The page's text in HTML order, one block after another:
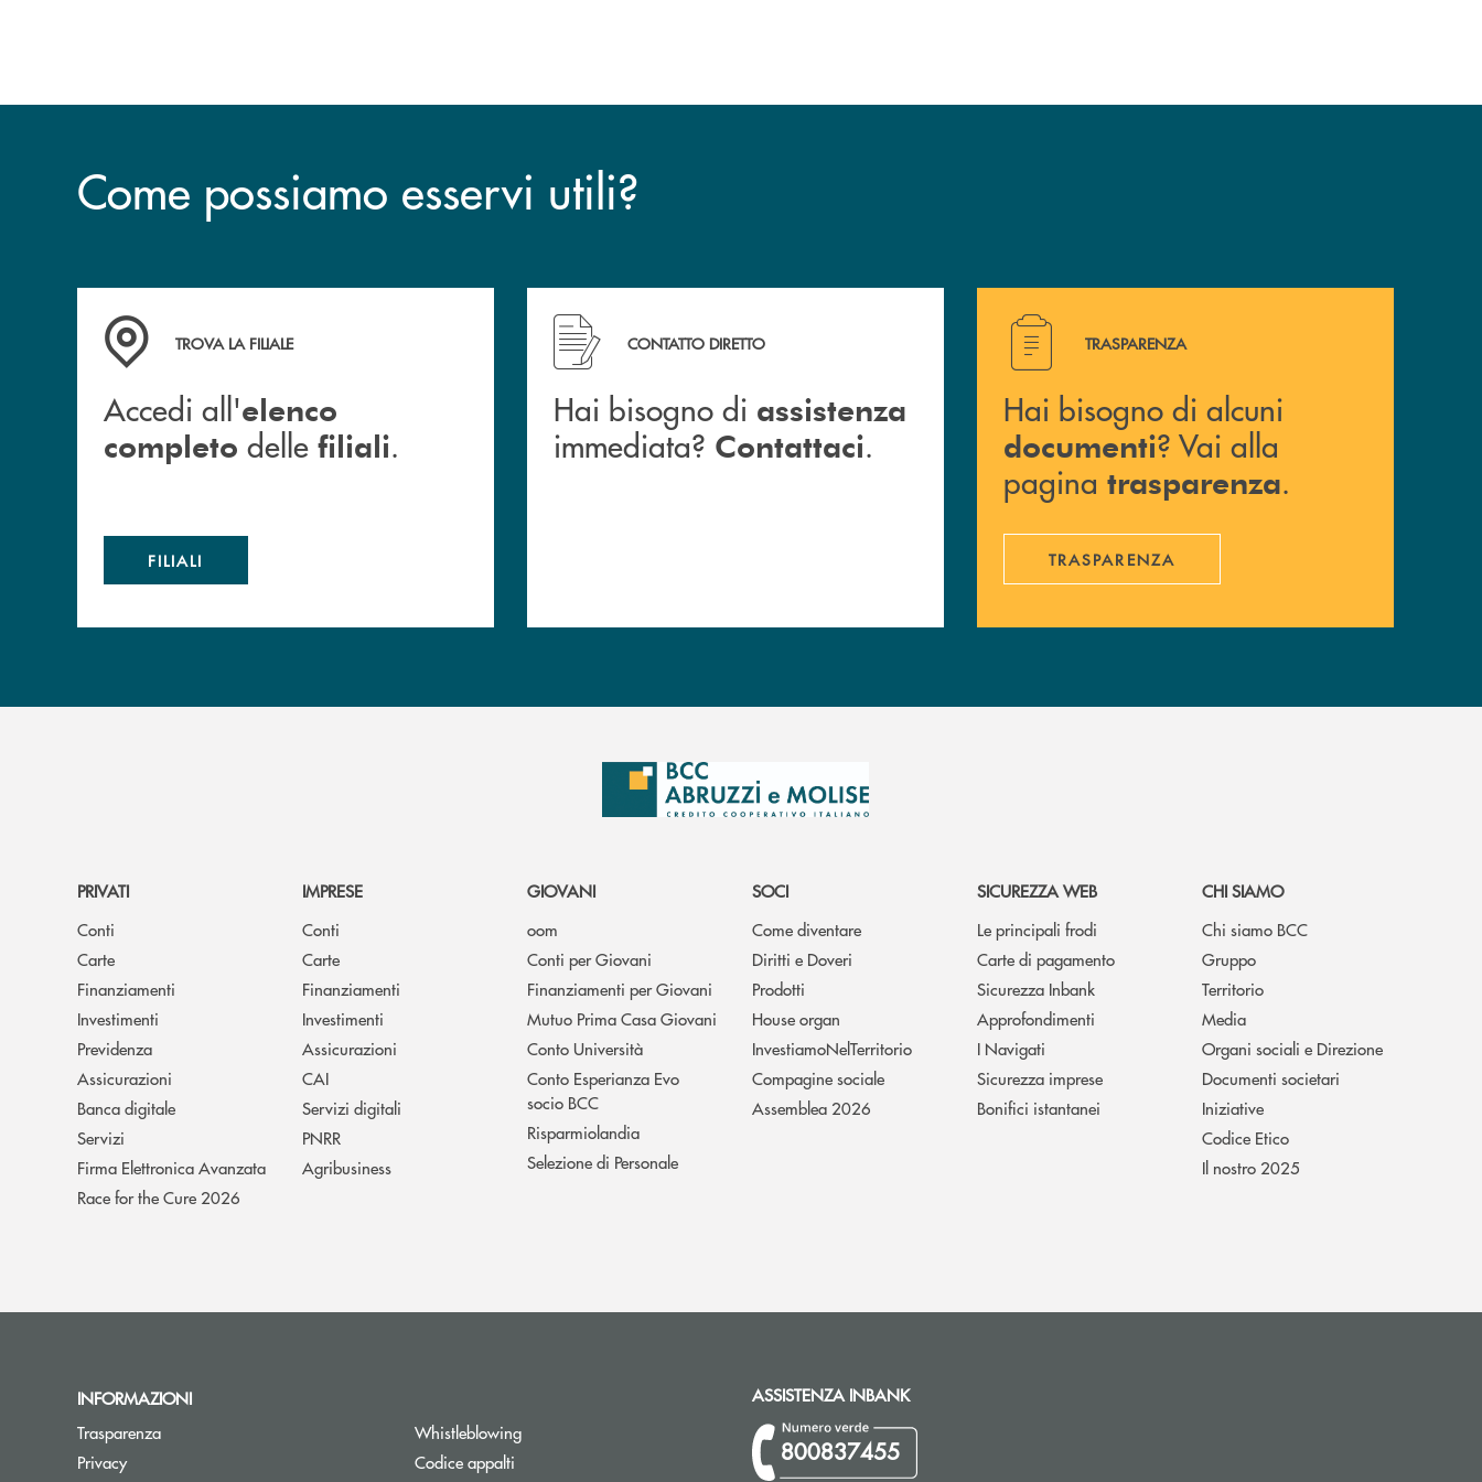
Come possiamo esservi utili?
Accedi all' elenco completo delle filiali .
TROVA LA FILIALE
Accedi all'elenco
completo delle filiali.
FILIALI
CONTATTO DIRETTO
Hai bisogno di assistenza
immediata? Contattaci.
Hai bisogno di alcuni documenti ? Vai alla pagina
TRASPARENZA
Hai bisogno di alcuni
documenti? Vai alla
pagina trasparenza.
TRASPARENZA
PRIVATI
Conti
Carte
Finanziamenti
Investimenti
Previdenza
Assicurazioni
Banca digitale
Servizi
Firma Elettronica Avanzata
Race for the Cure 2026
IMPRESE
Conti
Carte
Finanziamenti
Investimenti
Assicurazioni
CAI
Servizi digitali
PNRR
Agribusiness
GIOVANI
oom
Conti per Giovani
Finanziamenti per Giovani
Mutuo Prima Casa Giovani
Conto Università
Conto Esperianza Evo
socio BCC
Risparmiolandia
Selezione di Personale
SOCI
Come diventare
Diritti e Doveri
Prodotti
House organ
InvestiamoNelTerritorio
Compagine sociale
Assemblea 2026
SICUREZZA WEB
Le principali frodi
Carte di pagamento
Sicurezza Inbank
Approfondimenti
I Navigati
Sicurezza imprese
Bonifici istantanei
CHI SIAMO
Chi siamo BCC
Gruppo
Territorio
Media
Organi sociali e Direzione
Documenti societari
Iniziative
Codice Etico
Il nostro 2025
INFORMAZIONI
Trasparenza
Privacy
Whistleblowing
Codice appalti
ASSISTENZA INBANK
800837455